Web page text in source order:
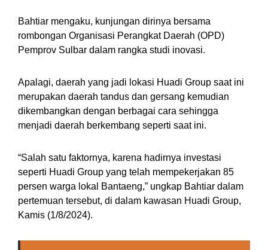
Bahtiar mengaku, kunjungan dirinya bersama
rombongan Organisasi Perangkat Daerah (OPD)
Pemprov Sulbar dalam rangka studi inovasi.
Apalagi, daerah yang jadi lokasi Huadi Group saat ini
merupakan daerah tandus dan gersang kemudian
dikembangkan dengan berbagai cara sehingga
menjadi daerah berkembang seperti saat ini.
“Salah satu faktornya, karena hadirnya investasi
seperti Huadi Group yang telah mempekerjakan 85
persen warga lokal Bantaeng,” ungkap Bahtiar dalam
pertemuan tersebut, di dalam kawasan Huadi Group,
Kamis (1/8/2024).